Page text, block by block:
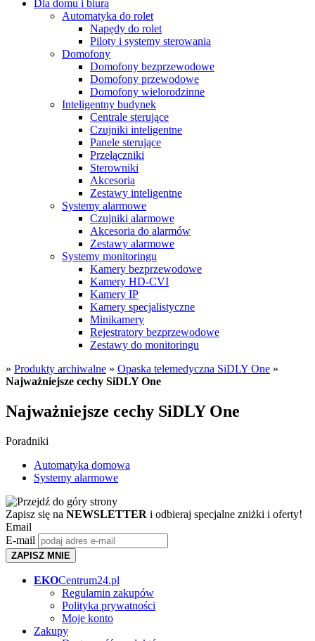
Dla domu i biura
Automatyka do rolet
Napędy do rolet
Piloty i systemy sterowania
Domofony
Domofony bezprzewodowe
Domofony przewodowe
Domofony wielorodzinne
Inteligentny budynek
Centrale sterujące
Czujniki inteligentne
Panele sterujące
Przełączniki
Sterowniki
Akcesoria
Zestawy inteligentne
Systemy alarmowe
Czujniki alarmowe
Akcesoria do alarmów
Zestawy alarmowe
Systemy monitoringu
Kamery bezprzewodowe
Kamery HD-CVI
Kamery IP
Kamery specjalistyczne
Minikamery
Rejestratory bezprzewodowe
Zestawy do monitoringu
» Produkty archiwalne » Opaska telemedyczna SiDLY One »
Najważniejsze cechy SiDLY One
Najważniejsze cechy SiDLY One
Poradniki
Automatyka domowa
Systemy alarmowe
Zapisz się na NEWSLETTER i odbieraj specjalne zniżki i oferty!
Email
E-mail
ZAPISZ MNIE
EKOCentrum24.pl
Regulamin zakupów
Polityka prywatności
Moje konto
Zakupy